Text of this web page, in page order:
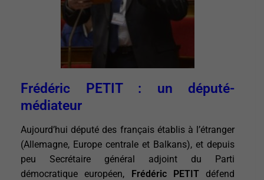
Frédéric PETIT : un député-
médiateur
Aujourd’hui député des français établis à l’étranger
(Allemagne, Europe centrale et Balkans), et depuis
peu Secrétaire général adjoint du Parti
démocratique européen, Frédéric PETITdéfend